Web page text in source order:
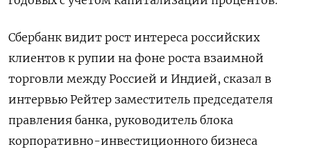
Сбербанк видит рост интереса российских
клиентов к рупии на фоне роста взаимной
торговли между Россией и Индией, сказал в
интервью Рейтер заместитель председателя
правления банка, руководитель блока
корпоративно-инвестиционного бизнеса